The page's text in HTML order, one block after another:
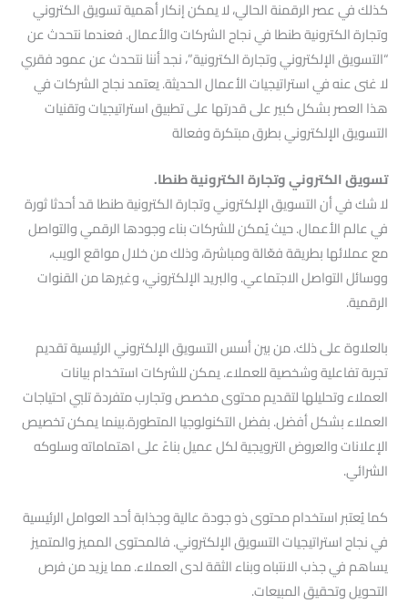
كذلك في عصر الرقمنة الحالي، لا يمكن إنكار أهمية تسويق الكتروني
وتجارة الكترونية طنطا في نجاح الشركات والأعمال. فعندما نتحدث عن
“التسويق الإلكتروني وتجارة الكترونية”، نجد أننا نتحدث عن عمود فقري
لا غنى عنه في استراتيجيات الأعمال الحديثة. يعتمد نجاح الشركات في
هذا العصر بشكل كبير على قدرتها على تطبيق استراتيجيات وتقنيات
التسويق الإلكتروني بطرق مبتكرة وفعالة
تسويق الكتروني وتجارة الكترونية طنطا.
لا شك في أن التسويق الإلكتروني وتجارة الكترونية طنطا قد أحدثا ثورة
في عالم الأعمال. حيث يُمكن للشركات بناء وجودها الرقمي والتواصل
مع عملائها بطريقة فعّالة ومباشرة، وذلك من خلال مواقع الويب،
ووسائل التواصل الاجتماعي. والبريد الإلكتروني، وغيرها من القنوات
الرقمية.
بالعلاوة على ذلك. من بين أسس التسويق الإلكتروني الرئيسية تقديم
تجربة تفاعلية وشخصية للعملاء. يمكن للشركات استخدام بيانات
العملاء وتحليلها لتقديم محتوى مخصص وتجارب متفردة تلبي احتياجات
العملاء بشكل أفضل. بفضل التكنولوجيا المتطورة.بينما يمكن تخصيص
الإعلانات والعروض الترويجية لكل عميل بناءً على اهتماماته وسلوكه
الشرائي.
كما يُعتبر استخدام محتوى ذو جودة عالية وجذابة أحد العوامل الرئيسية
في نجاح استراتيجيات التسويق الإلكتروني. فالمحتوى المميز والمتميز
يساهم في جذب الانتباه وبناء الثقة لدى العملاء. مما يزيد من فرص
التحويل وتحقيق المبيعات.